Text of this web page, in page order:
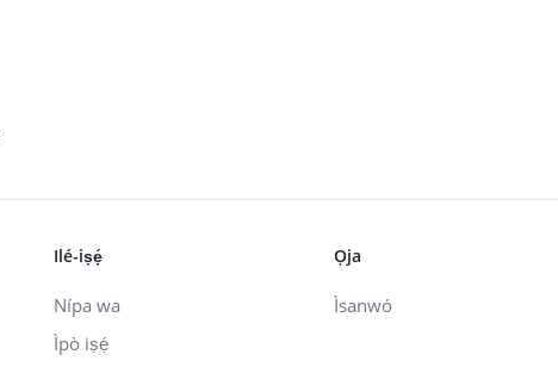
Ilé-iṣẹ́
Nípa wa
Ìpò iṣẹ́
Ọja
Ìsanwó